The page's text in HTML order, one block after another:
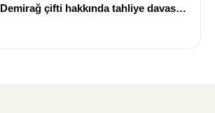
Demirağ çifti hakkında tahliye davası